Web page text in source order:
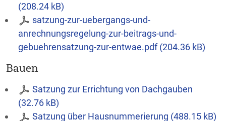
(208.24 kB)
satzung-zur-uebergangs-und-
anrechnungsregelung-zur-beitrags-und-
gebuehrensatzung-zur-entwae.pdf (204.36 kB)
Bauen
Satzung zur Errichtung von Dachgauben
(32.76 kB)
Satzung über Hausnummerierung (488.15 kB)